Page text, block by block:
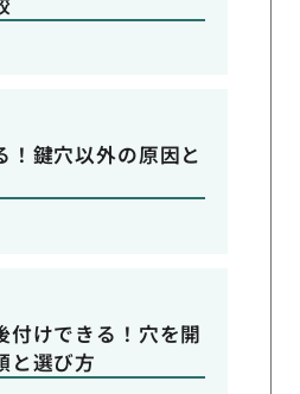
！鍵穴以外の原因と
付けできる！穴を開
と選び方